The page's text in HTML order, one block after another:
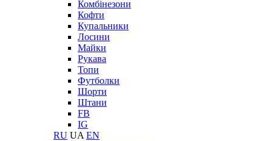
Комбінезони
Кофти
Купальники
Лосини
Майки
Рукава
Топи
Футболки
Шорти
Штани
FB
IG
RU UA EN